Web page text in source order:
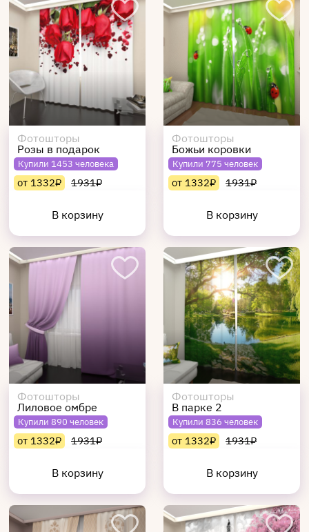
Фотошторы
Розы в подарок
Купили 1453 человека
от 1332₽ 1931₽
В корзину
Фотошторы
Божьи коровки
Купили 775 человек
от 1332₽ 1931₽
В корзину
Фотошторы
Лиловое омбре
Купили 890 человек
от 1332₽ 1931₽
В корзину
Фотошторы
В парке 2
Купили 836 человек
от 1332₽ 1931₽
В корзину